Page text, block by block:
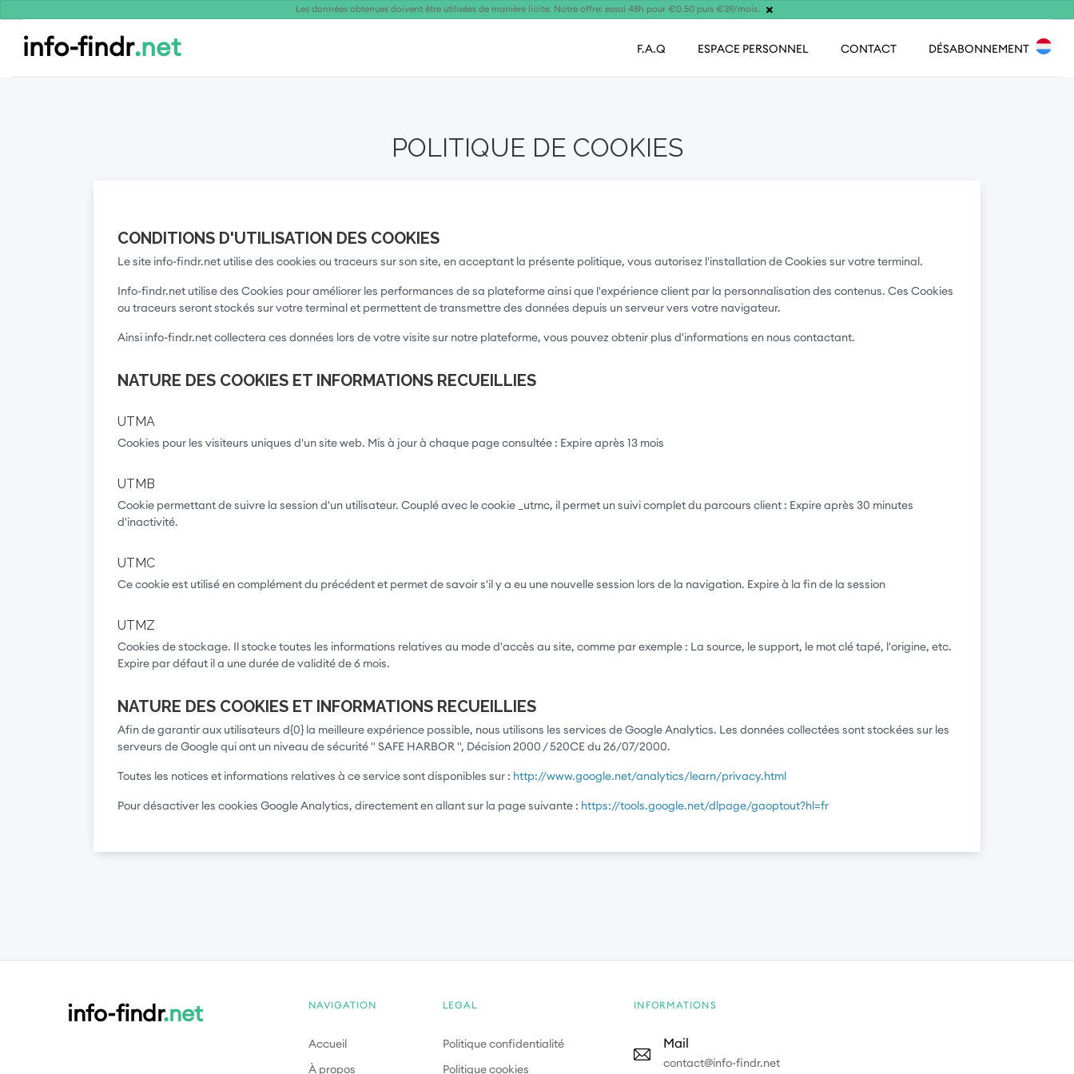
Les données obtenues doivent être utilisées de manière licite. Notre offre: essai 48h pour €0.50 puis €39/mois. ×
info-findr.net F.A.Q ESPACE PERSONNEL CONTACT DÉSABONNEMENT
POLITIQUE DE COOKIES
CONDITIONS D'UTILISATION DES COOKIES
Le site info-findr.net utilise des cookies ou traceurs sur son site, en acceptant la présente politique, vous autorisez l'installation de Cookies sur votre terminal.
Info-findr.net utilise des Cookies pour améliorer les performances de sa plateforme ainsi que l'expérience client par la personnalisation des contenus. Ces Cookies
ou traceurs seront stockés sur votre terminal et permettent de transmettre des données depuis un serveur vers votre navigateur.
Ainsi info-findr.net collectera ces données lors de votre visite sur notre plateforme, vous pouvez obtenir plus d'informations en nous contactant.
NATURE DES COOKIES ET INFORMATIONS RECUEILLIES
UTMA
Cookies pour les visiteurs uniques d'un site web. Mis à jour à chaque page consultée : Expire après 13 mois
UTMB
Cookie permettant de suivre la session d'un utilisateur. Couplé avec le cookie _utmc, il permet un suivi complet du parcours client : Expire après 30 minutes
d'inactivité.
UTMC
Ce cookie est utilisé en complément du précédent et permet de savoir s'il y a eu une nouvelle session lors de la navigation. Expire à la fin de la session
UTMZ
Cookies de stockage. Il stocke toutes les informations relatives au mode d'accès au site, comme par exemple : La source, le support, le mot clé tapé, l'origine, etc.
Expire par défaut il a une durée de validité de 6 mois.
NATURE DES COOKIES ET INFORMATIONS RECUEILLIES
Afin de garantir aux utilisateurs d{0} la meilleure expérience possible, nous utilisons les services de Google Analytics. Les données collectées sont stockées sur les
serveurs de Google qui ont un niveau de sécurité " SAFE HARBOR ", Décision 2000 / 520CE du 26/07/2000.
Toutes les notices et informations relatives à ce service sont disponibles sur : http://www.google.net/analytics/learn/privacy.html
Pour désactiver les cookies Google Analytics, directement en allant sur la page suivante : https://tools.google.net/dlpage/gaoptout?hl=fr
info-findr.net NAVIGATION
Accueil
À propos
LEGAL
Politique confidentialité
Politique cookies
INFORMATIONS
Mail
contact@info-findr.net